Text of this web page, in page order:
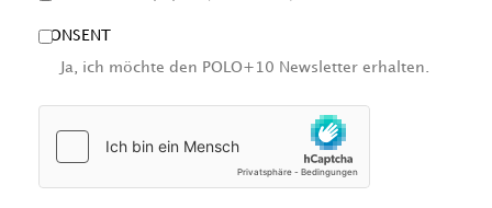
CONSENT
Ja, ich möchte den POLO+10 Newsletter erhalten.